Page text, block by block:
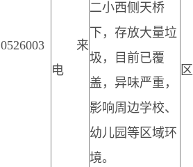
0526003
来
电
二小西侧天桥
下，存放大量垃
圾，目前已覆
盖，异味严重，
影响周边学校、
幼儿园等区域环
境。
区